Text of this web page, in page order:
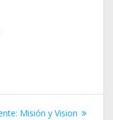
Misión y Vision